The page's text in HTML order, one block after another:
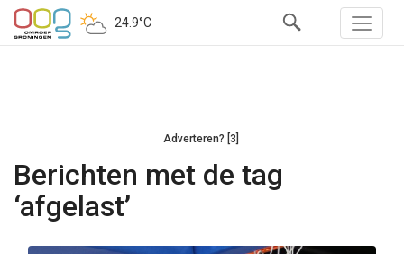
24.9°C
Adverteren? [3]
Berichten met de tag
‘afgelast’